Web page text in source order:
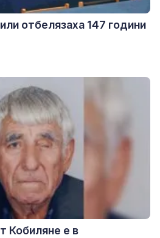
отбелязаха 147 години
Кобиляне е в